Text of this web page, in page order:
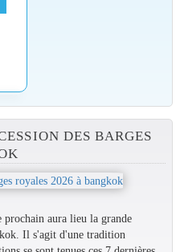
DES BARGES
prochain aura lieu la grande
Il s'agit d'une tradition